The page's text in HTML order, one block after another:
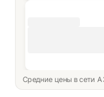
Средние цены в сети